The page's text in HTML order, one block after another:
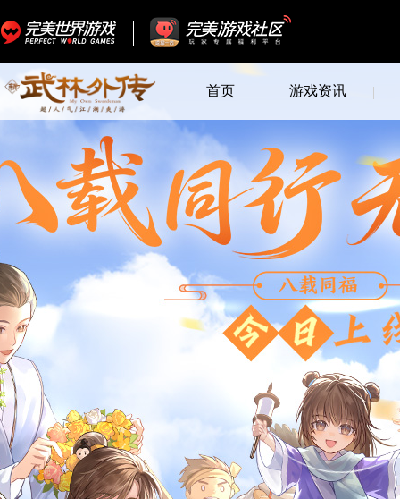
首页 游戏资讯